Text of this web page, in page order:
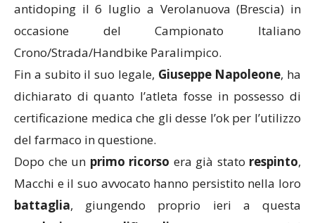
antidoping il 6 luglio a Verolanuova (Brescia) in
occasione del Campionato Italiano
Crono/Strada/Handbike Paralimpico.
Fin a subito il suo legale, Giuseppe Napoleone, ha
dichiarato di quanto l’atleta fosse in possesso di
certificazione medica che gli desse l’ok per l’utilizzo
del farmaco in questione.
Dopo che un primo ricorso era già stato respinto,
Macchi e il suo avvocato hanno persistito nella loro
battaglia, giungendo proprio ieri a questa